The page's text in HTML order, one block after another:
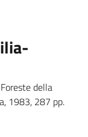
della
1983, 287 pp.